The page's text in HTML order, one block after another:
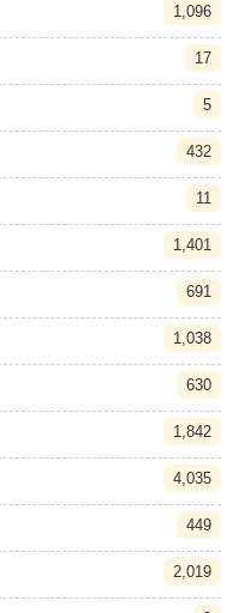
1,096
17
5
432
11
1,401
691
1,038
630
1,842
4,035
449
2,019